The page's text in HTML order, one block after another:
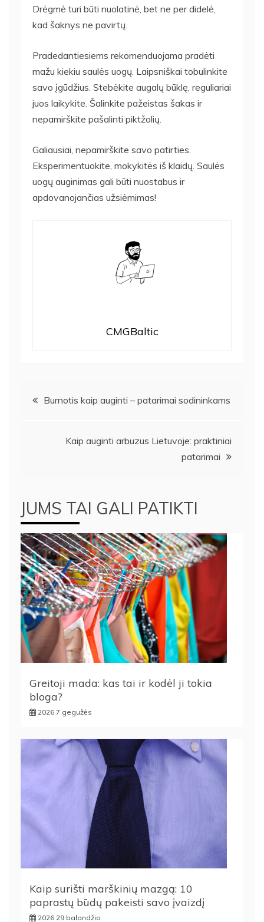
Drėgmė turi būti nuolatinė, bet ne per didelė,
kad šaknys ne pavirtų.
Pradedantiesiems rekomenduojama pradėti
mažu kiekiu saulės uogų. Laipsniškai tobulinkite
savo įgūdžius. Stebėkite augalų būklę, reguliariai
juos laikykite. Šalinkite pažeistas šakas ir
nepamirškite pašalinti piktžolių.
Galiausiai, nepamirškite savo patirties.
Eksperimentuokite, mokykitės iš klaidų. Saulės
uogų auginimas gali būti nuostabus ir
apdovanojančias užsiėmimas!
CMGBaltic
Navigacija
Burnotis kaip auginti – patarimai sodininkams
Kaip auginti arbuzus Lietuvoje: praktiniai
patarimai
JUMS TAI GALI PATIKTI
Greitoji mada: kas tai ir kodėl ji tokia
bloga?
2026 7 gegužės
Kaip surišti marškinių mazgą: 10
paprastų būdų pakeisti savo įvaizdį
2026 29 balandžio